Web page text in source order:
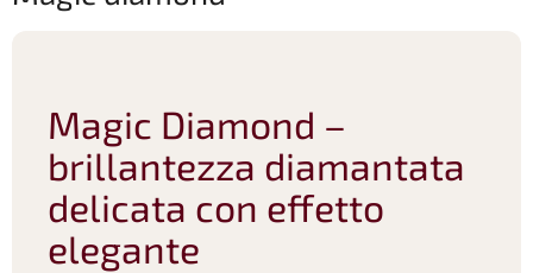
Magic Diamond –
brillantezza diamantata
delicata con effetto
elegante